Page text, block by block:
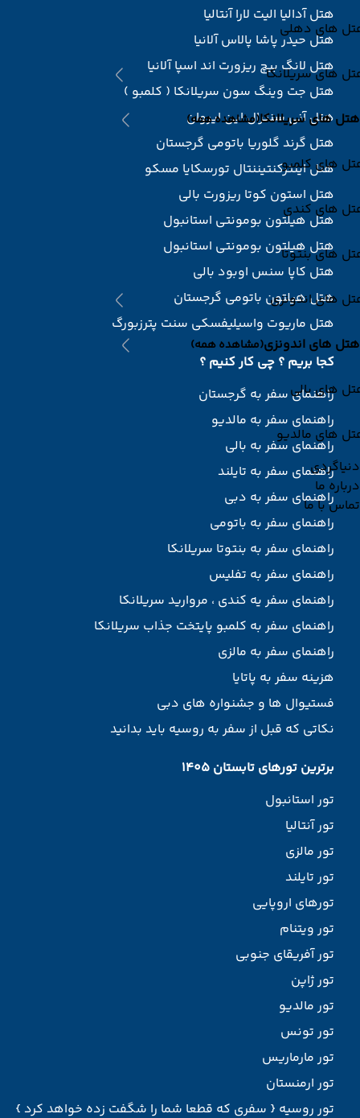
های دهلی
های سریلانکا
هتل های سریلانکا(مشاهده همه)
های کلمبو
های کندی
های بنتوتا
های اندونزی
هتل های اندونزی(مشاهده همه)
های بالی
های مالدیو
دنیاگردی
درباره ما
تماس با ما
هتل آدالیا الیت لارا آنتالیا
هتل حیدر پاشا پالاس آلانیا
هتل لانگ بیچ ریزورت اند اسپا آلانیا
هتل جت وینگ سون سریلانکا ( کلمبو )
هتل آنی سنترال این ایروان
هتل گرند گلوریا باتومی گرجستان
هتل اینترکنتیننتال تورسکایا مسکو
هتل استون کوتا ریزورت بالی
هتل هیلتون بومونتی استانبول
هتل هیلتون بومونتی استانبول
هتل کاپا سنس اوبود بالی
هتل هیلتون باتومی گرجستان
هتل ماریوت واسیلیفسکی سنت پترزبورگ
کجا بریم ؟ چی کار کنیم ؟
راهنمای سفر به گرجستان
راهنمای سفر به مالدیو
راهنمای سفر به بالی
راهنمای سفر به تایلند
راهنمای سفر به دبی
راهنمای سفر به باتومی
راهنمای سفر به بنتوتا سریلانکا
راهنمای سفر به تفلیس
راهنمای سفر یه کندی ، مروارید سریلانکا
راهنمای سفر به کلمبو پایتخت جذاب سریلانکا
راهنمای سفر به مالزی
هزینه سفر به پاتایا
فستیوال ها و جشنواره های دبی
نکاتی که قبل از سفر به روسیه باید بدانید
برترین تورهای تابستان 1405
تور استانبول
تور آنتالیا
تور مالزی
تور تایلند
تورهای اروپایی
تور ویتنام
تور آفریقای جنوبی
تور ژاپن
تور مالدیو
تور تونس
تور مارماریس
تور ارمنستان
تور روسیه { سفری که قطعا شما را شگفت زده خواهد کرد }